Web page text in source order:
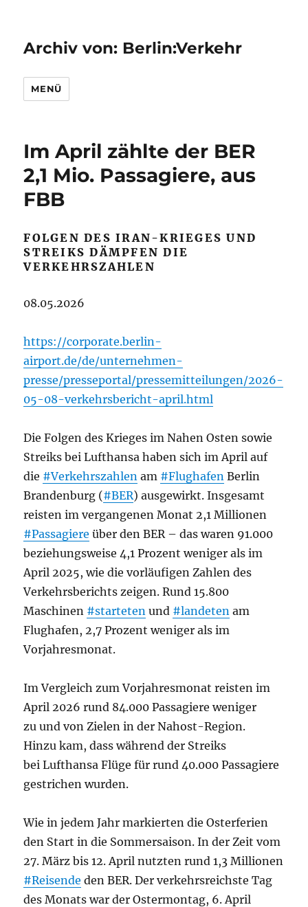
Archiv von: Berlin:Verkehr
MENÜ
Im April zählte der BER
2,1 Mio. Passagiere, aus
FBB
FOLGEN DES IRAN-KRIEGES UND
STREIKS DÄMPFEN DIE
VERKEHRSZAHLEN
08.05.2026
https://corporate.berlin-
airport.de/de/unternehmen-
presse/presseportal/pressemitteilungen/2026-
05-08-verkehrsbericht-april.html
Die Folgen des Krieges im Nahen Osten sowie
Streiks bei Lufthansa haben sich im April auf
die #Verkehrszahlen am #Flughafen Berlin
Brandenburg (#BER) ausgewirkt. Insgesamt
reisten im vergangenen Monat 2,1 Millionen
#Passagiere über den BER – das waren 91.000
beziehungsweise 4,1 Prozent weniger als im
April 2025, wie die vorläufigen Zahlen des
Verkehrsberichts zeigen. Rund 15.800
Maschinen #starteten und #landeten am
Flughafen, 2,7 Prozent weniger als im
Vorjahresmonat.
Im Vergleich zum Vorjahresmonat reisten im
April 2026 rund 84.000 Passagiere weniger
zu und von Zielen in der Nahost-Region.
Hinzu kam, dass während der Streiks
bei Lufthansa Flüge für rund 40.000 Passagiere
gestrichen wurden.
Wie in jedem Jahr markierten die Osterferien
den Start in die Sommersaison. In der Zeit vom
27. März bis 12. April nutzten rund 1,3 Millionen
#Reisende den BER. Der verkehrsreichste Tag
des Monats war der Ostermontag, 6. April